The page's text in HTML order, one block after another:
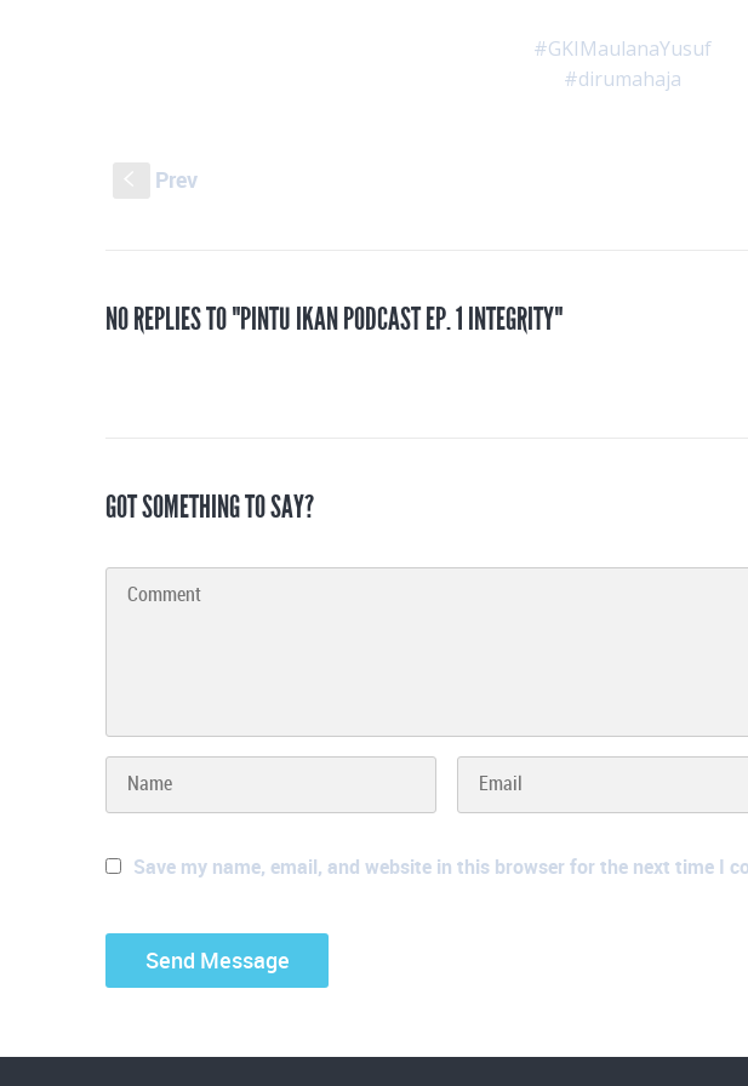
#GKIMaulanaYusuf
#dirumahaja
Prev
NO REPLIES TO "PINTU IKAN PODCAST EP. 1 INTEGRITY"
GOT SOMETHING TO SAY?
Save my name, email, and website in this browser for the next time I